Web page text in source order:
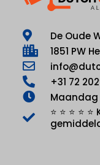
De Oude
1851 PW
+31 72
Maandag
⭐ ⭐ ⭐ ⭐